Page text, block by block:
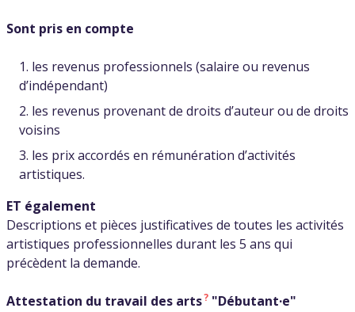
Sont pris en compte
les revenus professionnels (salaire ou revenus
d’indépendant)
les revenus provenant de droits d’auteur ou de droits
voisins
les prix accordés en rémunération d’activités
artistiques.
ET également
Descriptions et pièces justificatives de toutes les activités
artistiques professionnelles durant les 5 ans qui
précèdent la demande.
Attestation du travail des arts? "Débutant·e"